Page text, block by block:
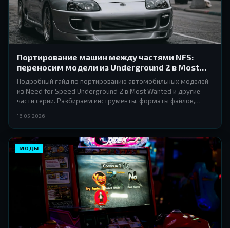
Портирование машин между частями NFS:
переносим модели из Underground 2 в Most
Wanted и другие игры
Подробный гайд по портированию автомобильных моделей
из Need for Speed Underground 2 в Most Wanted и другие
части серии. Разбираем инструменты, форматы файлов,
опытных моддеров.
16.05.2026
МОДЫ